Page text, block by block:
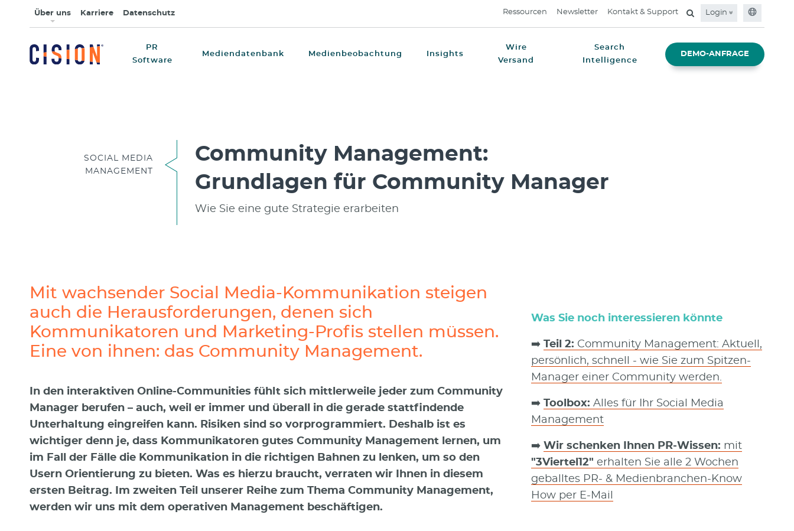
Über uns Karriere Datenschutz Ressourcen Newsletter Kontakt & Support Login
PR
Software
Mediendatenbank Medienbeobachtung Insights
Wire
Versand
Search
Intelligence
DEMO-ANFRAGE
SOCIAL MEDIA
MANAGEMENT
Community Management:
Grundlagen für Community Manager
Wie Sie eine gute Strategie erarbeiten
Mit wachsender Social Media-Kommunikation steigen
auch die Herausforderungen, denen sich
Kommunikatoren und Marketing-Profis stellen müssen.
Eine von ihnen: das Community Management.
In den interaktiven Online-Communities fühlt sich mittlerweile jeder zum Community
Manager berufen – auch, weil er immer und überall in die gerade stattfindende
Unterhaltung eingreifen kann. Risiken sind so vorprogrammiert. Deshalb ist es
wichtiger denn je, dass Kommunikatoren gutes Community Management lernen, um
im Fall der Fälle die Kommunikation in die richtigen Bahnen zu lenken, um so den
Usern Orientierung zu bieten. Was es hierzu braucht, verraten wir Ihnen in diesem
ersten Beitrag. Im zweiten Teil unserer Reihe zum Thema Community Management,
werden wir uns mit dem operativen Management beschäftigen.
Was Sie noch interessieren könnte
➡️Teil 2: Community Management: Aktuell,
persönlich, schnell - wie Sie zum Spitzen-
Manager einer Community werden.
➡️ Toolbox: Alles für Ihr Social Media
Management
➡️Wir schenken Ihnen PR-Wissen: mit
"3Viertel12" erhalten Sie alle 2 Wochen
geballtes PR- & Medienbranchen-Know
How per E-Mail